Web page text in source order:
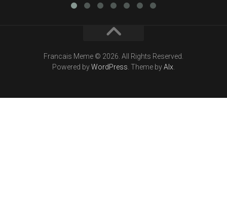
Francais Meme © 2026. All Rights Reserved.
Powered byWordPress . Theme byAlx